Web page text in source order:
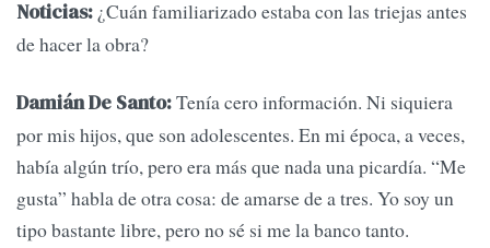
Noticias: ¿Cuán familiarizado estaba con las triejas antes
de hacer la obra?
Damián De Santo:Tenía cero información. Ni siquiera
por mis hijos, que son adolescentes. En mi época, a veces,
había algún trío, pero era más que nada una picardía. “Me
gusta” habla de otra cosa: de amarse de a tres. Yo soy un
tipo bastante libre, pero no sé si me la banco tanto.